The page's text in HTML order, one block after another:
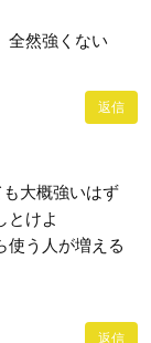
全然強くない
返信
大概強いはず
とけよ
使う人が増える
返信